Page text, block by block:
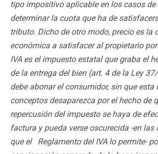
tipo impositivo aplicable en los casos de
determinar la cuota que ha de
tributo. Dicho de otro modo, precio es la
económica a satisfacer al propietario
IVA es el impuesto estatal que graba el
de la entrega del bien (art. 4 de la Ley
debe abonar el consumidor, sin que esta
conceptos desaparezca por el hecho de
repercusión del impuesto se haya de
factura y pueda verse oscurecida -en las
que el Reglamento del IVA lo permite-